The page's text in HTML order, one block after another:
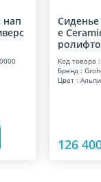
нап
Сиденье
e
Код товара
Бренд :
Цвет :
126